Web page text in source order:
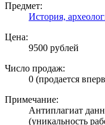
Предмет:
История,
Цена:
9500 рублей
Число продаж:
0 (продается
Примечание:
Антиплагиат
(уникальность